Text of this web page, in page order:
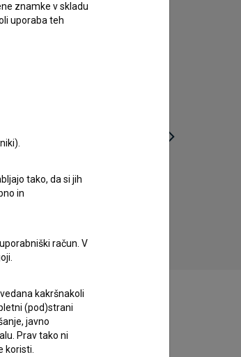
Crossy Road (2015)
znamke v skladu
uporaba teh
tako, da si jih
in
račun. V
kakršnakoli
(pod)strani
javno
Prav tako ni
koristi.